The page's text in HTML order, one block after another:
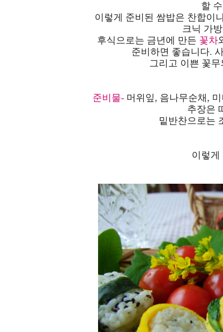
할
이렇게 준비된 쌈밥은 찬합이
크닉 가
후식으로는 금년에 만든 꽃차
준비하면 좋습니다.
그리고 이쁜 꽃
준비물- 머위잎, 음나무순채,
추장은
밑반찬으로는
이렇게